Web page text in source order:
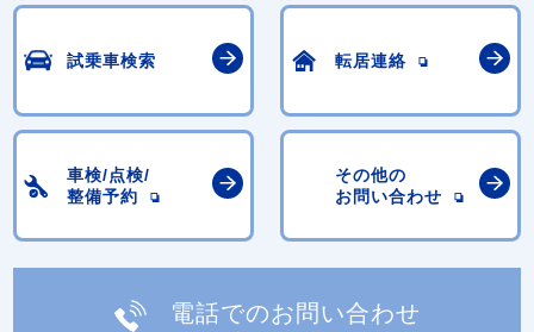
試乗車検索 転居連絡
車検/点検/
整備予約
その他の
お問い合わせ
電話でのお問い合わせ